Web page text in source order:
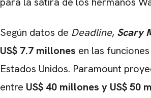
Según datos de Deadline, Scary
US$ 7.7 millones en las
Estados Unidos. Paramount
entre US$ 40 millones y US$ 50